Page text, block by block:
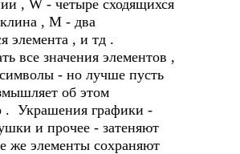
, W - четыре сходящихся
, M - два
элемента , и тд .
все значения элементов ,
- но лучше пусть
об этом
. Украшения графики -
и прочее - затеняют
же элементы сохраняют